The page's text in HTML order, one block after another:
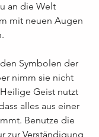
an die Welt
mit neuen Augen
Symbolen der
nimm sie nicht
Geist nutzt
alles aus einer
Benutze die
zur Verständigung